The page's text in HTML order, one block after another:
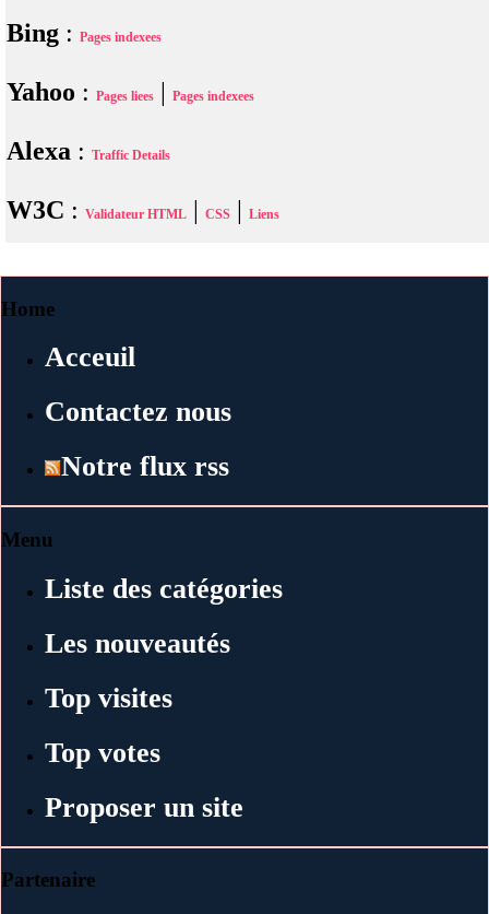
Bing : Pages indexees
Yahoo : Pages liees | Pages indexees
Alexa : Traffic Details
W3C : Validateur HTML | CSS | Liens
Home
Acceuil
Contactez nous
Notre flux rss
Menu
Liste des catégories
Les nouveautés
Top visites
Top votes
Proposer un site
Partenaire